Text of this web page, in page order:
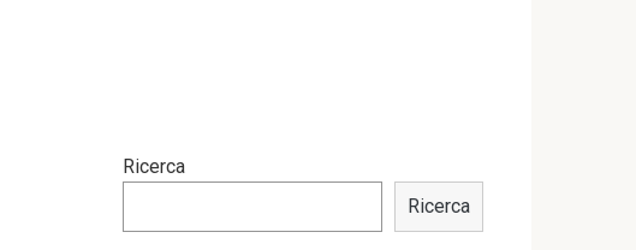
Ricerca
Ricerca